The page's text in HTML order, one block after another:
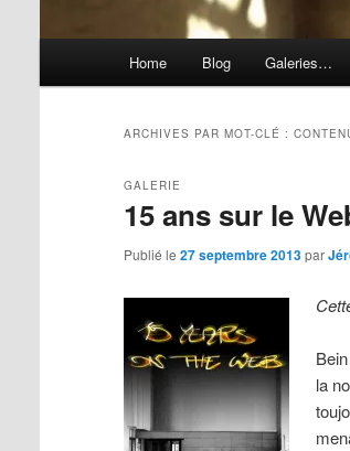
Home Blog Galeries…
ARCHIVES PAR MOT-CLÉ :
15 ans sur le
GALERIE
Publié le 27 septembre 2013par
la